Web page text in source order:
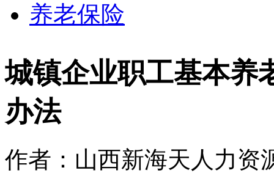
养老保险
城镇企业职工基本养
办法
作者：山西新海天人力资